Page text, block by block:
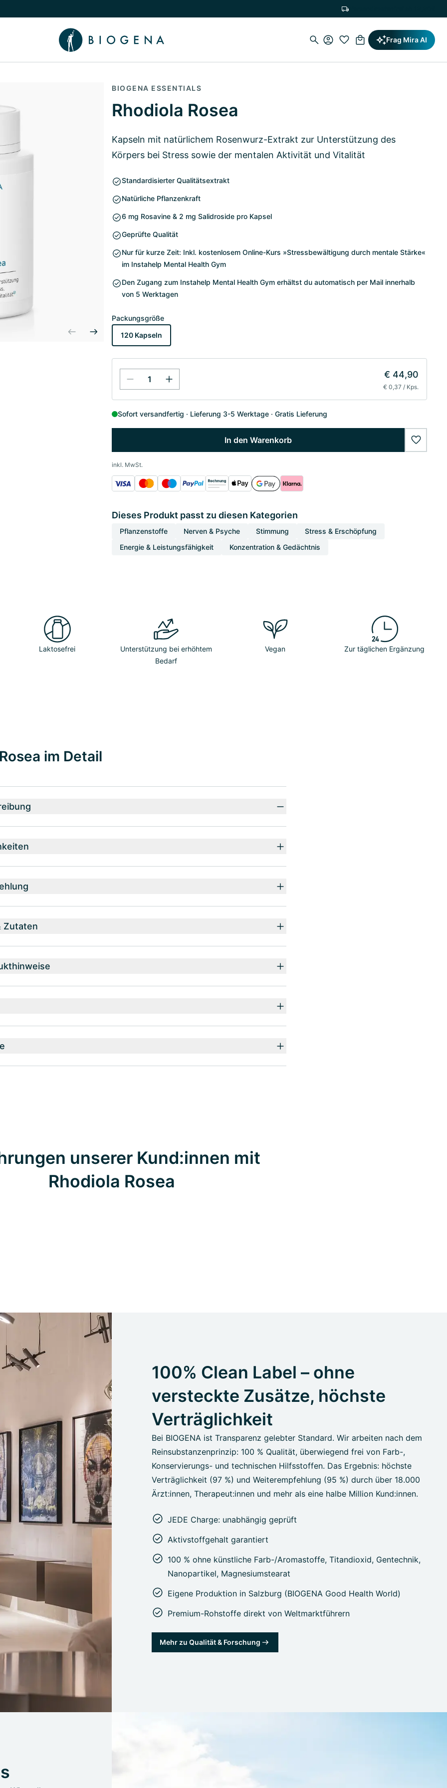
Wissen umschalten Frag Mira AI
BIOGENA ESSENTIALS
Rhodiola Rosea
Kapseln mit natürlichem Rosenwurz-Extrakt zur Unterstützung des
Körpers bei Stress sowie der mentalen Aktivität und Vitalität
Standardisierter Qualitätsextrakt
Natürliche Pflanzenkraft
6 mg Rosavine & 2 mg Salidroside pro Kapsel
Geprüfte Qualität
Nur für kurze Zeit: Inkl. kostenlosem Online-Kurs »Stressbewältigung durch mentale Stärke«
im Instahelp Mental Health Gym
Den Zugang zum Instahelp Mental Health Gym erhältst du automatisch per Mail innerhalb
von 5 Werktagen
Packungsgröße
120 Kapseln
€ 44,90
€ 0,37 / Kps.
Sofort versandfertig Lieferung 3-5 Werktage Gratis Lieferung
In den Warenkorb
inkl. MwSt.
Dieses Produkt passt zu diesen Kategorien
Pflanzenstoffe Nerven & Psyche Stimmung
Stress & Erschöpfung
Energie & Leistungsfähigkeit
Konzentration & Gedächtnis
Laktosefrei
Unterstützung bei erhöhtem
Bedarf
Vegan Zur täglichen Ergänzung
im Detail
Zutaten
unserer Kund:innen mit
Rhodiola Rosea
100% Clean Label – ohne
versteckte Zusätze, höchste
Verträglichkeit
Bei BIOGENA ist Transparenz gelebter Standard. Wir arbeiten nach dem
Reinsubstanzenprinzip: 100 % Qualität, überwiegend frei von Farb-,
Konservierungs- und technischen Hilfsstoffen. Das Ergebnis: höchste
Verträglichkeit (97 %) und Weiterempfehlung (95 %) durch über 18.000
Ärzt:innen, Therapeut:innen und mehr als eine halbe Million Kund:innen.
JEDE Charge: unabhängig geprüft
Aktivstoffgehalt garantiert
100 % ohne künstliche Farb-/Aromastoffe, Titandioxid, Gentechnik,
Nanopartikel, Magnesiumstearat
Eigene Produktion in Salzburg (BIOGENA Good Health World)
Premium-Rohstoffe direkt von Weltmarktführern
Mehr zu Qualität & Forschung